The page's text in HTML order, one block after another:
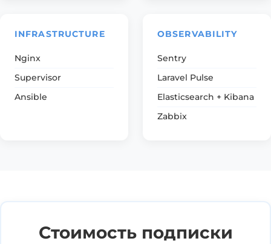
INFRASTRUCTURE
Nginx
Supervisor
Ansible
OBSERVABILITY
Sentry
Laravel Pulse
Elasticsearch + Kibana
Zabbix
Стоимость подписки